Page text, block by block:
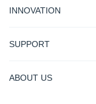
INNOVATION
SUPPORT
ABOUT US